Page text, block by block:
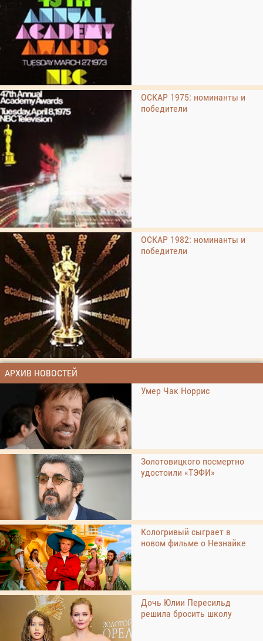
ОСКАР 1975: номинанты и
победители
ОСКАР 1982: номинанты и
победители
АРХИВ НОВОСТЕЙ
Умер Чак Норрис
Золотовицкого посмертно
удостоили «ТЭФИ»
Кологривый сыграет в
новом фильме о Незнайке
Дочь Юлии Пересильд
решила бросить школу